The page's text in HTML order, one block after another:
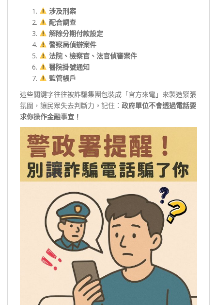
涉及刑案
配合調查
解除分期付款設定
警察局偵辦案件
法院、檢察官、法官偵審案件
醫院掛號通知
監管帳戶
這些關鍵字往往被詐騙集團包裝成「官方來電」來製造緊張
氛圍，讓民眾失去判斷力。記住： 政府單位不會透過電話要
求你操作金融事宜！